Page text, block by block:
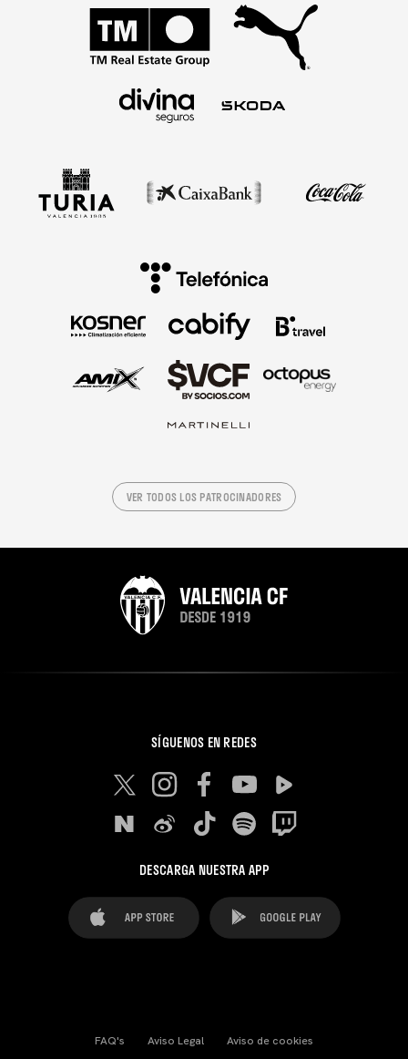
VER TODOS LOS PATROCINADORES
SÍGUENOS EN REDES
DESCARGA NUESTRA APP
FAQ's Aviso Legal Aviso de cookies